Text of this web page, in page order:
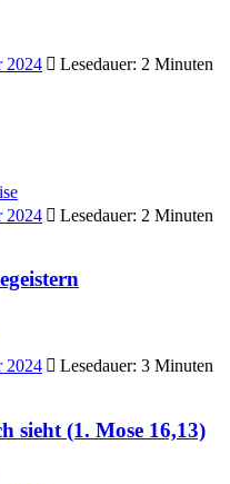
2024 Lesedauer: 2 Minuten
2024 Lesedauer: 2 Minuten
2024 Lesedauer: 3 Minuten
sieht (1. Mose 16,13)